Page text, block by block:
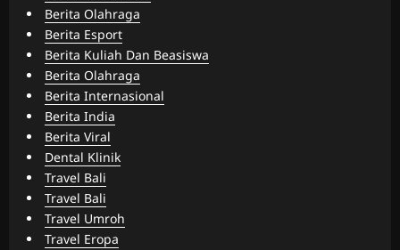
Berita Olahraga
Berita Esport
Berita Kuliah Dan Beasiswa
Berita Olahraga
Berita Internasional
Berita India
Berita Viral
Dental Klinik
Travel Bali
Travel Bali
Travel Umroh
Travel Eropa